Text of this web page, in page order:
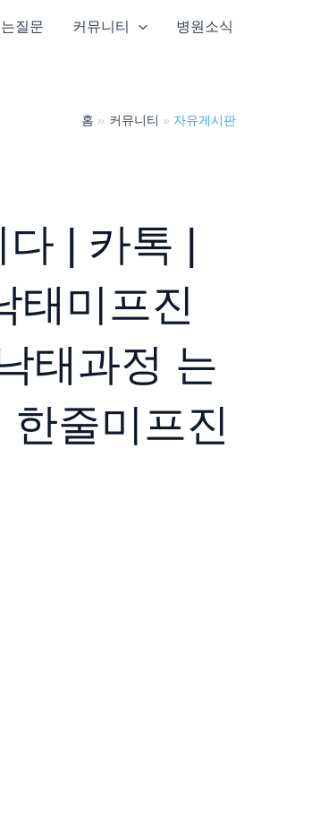
질문 커뮤니티 병원소식
홈 커뮤니티 자유게시판
| 카톡 |
태미프진
태과정 는
줄미­프진